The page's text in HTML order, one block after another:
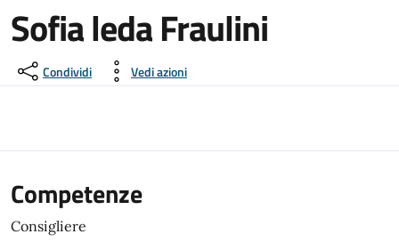
Sofia leda Fraulini
Condividi Vedi azioni
Competenze
Consigliere